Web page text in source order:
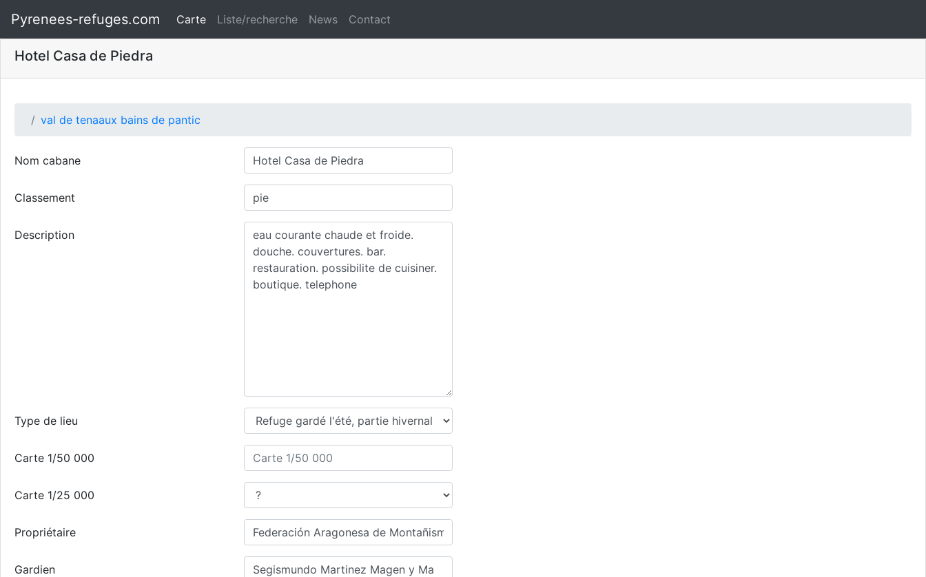
Pyrenees-refuges.com Carte Liste/recherche News Contact
Hotel Casa de Piedra
val de tenaaux bains de pantic
Nom cabane
Classement
Description
Type de lieu
Carte 1/50 000
Carte 1/25 000
Propriétaire
Gardien